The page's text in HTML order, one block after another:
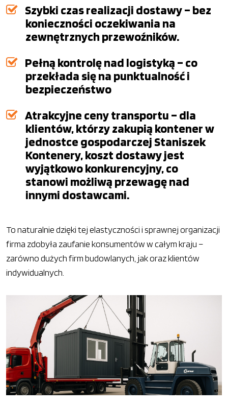
Szybki czas realizacji dostawy – bez
konieczności oczekiwania na
zewnętrznych przewoźników.
Pełną kontrolę nad logistyką – co
przekłada się na punktualność i
bezpieczeństwo
Atrakcyjne ceny transportu – dla
klientów, którzy zakupią kontener w
jednostce gospodarczej Staniszek
Kontenery, koszt dostawy jest
wyjątkowo konkurencyjny, co
stanowi możliwą przewagę nad
innymi dostawcami.
To naturalnie dzięki tej elastyczności i sprawnej organizacji
firma zdobyła zaufanie konsumentów w całym kraju –
zarówno dużych firm budowlanych, jak oraz klientów
indywidualnych.